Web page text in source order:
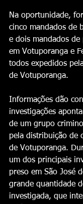
Na oportunidade,
cinco mandados de
e dois mandados
em Votuporanga e
todos expedidos
de Votuporanga.
Informações dão
investigações
de um grupo
pela distribuição de
de Votuporanga.
um dos principais
preso em São José
grande quantidade
investigada, que